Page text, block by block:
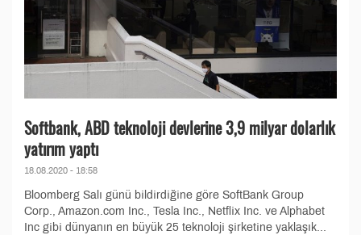
Softbank, ABD teknoloji devlerine 3,9 milyar dolarlık
yatırım yaptı
18.08.2020 - 18:58
Bloomberg Salı günü bildirdiğine göre SoftBank Group
Corp., Amazon.com Inc., Tesla Inc., Netflix Inc. ve Alphabet
Inc gibi dünyanın en büyük 25 teknoloji şirketine yaklaşık...